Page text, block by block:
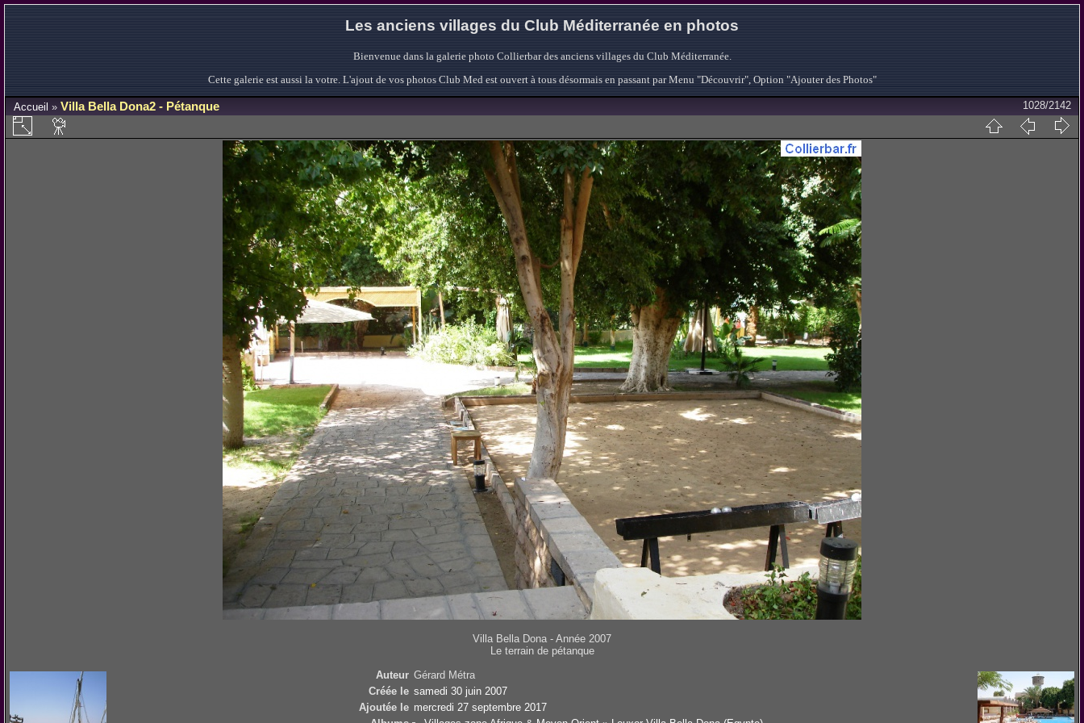
Les anciens villages du Club Méditerranée en photos
Bienvenue dans la galerie photo Collierbar des anciens villages du Club Méditerranée.
Cette galerie est aussi la votre. L'ajout de vos photos Club Med est ouvert à tous désormais en passant par Menu "Découvrir", Option "Ajouter des Photos"
Accueil » Villa Bella Dona2 - Pétanque 1028/2142
Villa Bella Dona - Année 2007
Le terrain de pétanque
Auteur Gérard Métra
Créée le samedi 30 juin 2007
Ajoutée le mercredi 27 septembre 2017